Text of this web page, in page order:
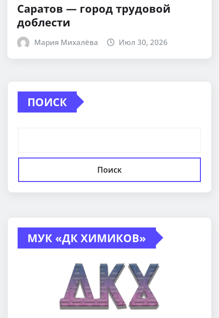
Саратов — город трудовой
доблести
Мария Михалёва Июл 30, 2026
ПОИСК
Поиск
МУК «ДК ХИМИКОВ»